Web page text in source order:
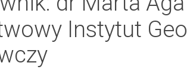
Instytut